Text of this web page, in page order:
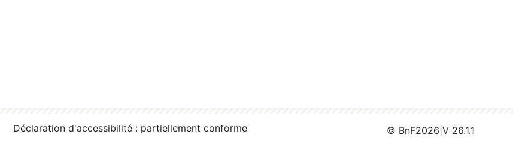
Déclaration d'accessibilité : partiellement conforme © BnF2026 V 26.1.1